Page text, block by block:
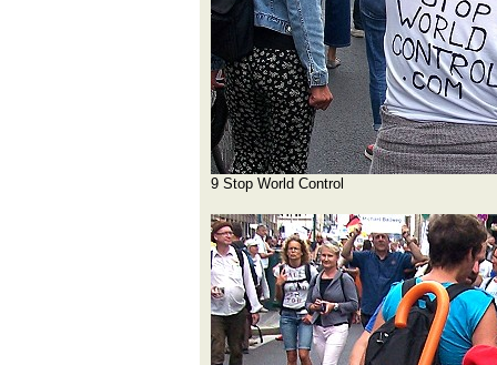
9 Stop World Control